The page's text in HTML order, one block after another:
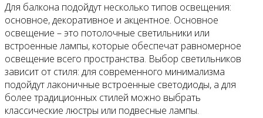
Для балкона подойдут несколько типов освещения:
основное, декоративное и акцентное. Основное
освещение – это потолочные светильники или
встроенные лампы, которые обеспечат равномерное
освещение всего пространства. Выбор светильников
зависит от стиля: для современного минимализма
подойдут лаконичные встроенные светодиоды, а для
более традиционных стилей можно выбрать
классические люстры или подвесные лампы.